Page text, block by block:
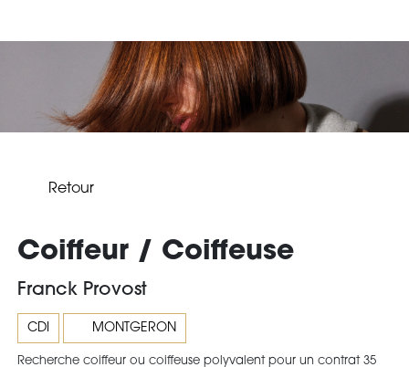
Retour
Coiffeur / Coiffeuse
Franck Provost
CDI MONTGERON
Recherche coiffeur ou coiffeuse polyvalent pour un contrat 35